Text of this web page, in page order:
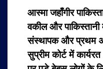
आस्मा जहाँगीर
वकील और पाकिस्तानी
संस्थापक और प्रथम
सुप्रीम कोर्ट में